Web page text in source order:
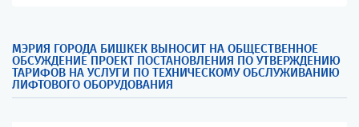
МЭРИЯ ГОРОДА БИШКЕК ВЫНОСИТ НА ОБЩЕСТВЕННОЕ
ОБСУЖДЕНИЕ ПРОЕКТ ПОСТАНОВЛЕНИЯ ПО УТВЕРЖДЕНИЮ
ТАРИФОВ НА УСЛУГИ ПО ТЕХНИЧЕСКОМУ ОБСЛУЖИВАНИЮ
ЛИФТОВОГО ОБОРУДОВАНИЯ